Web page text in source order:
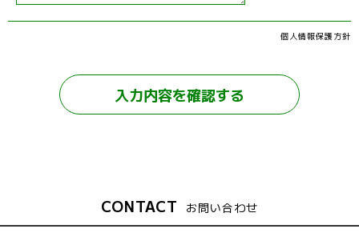
個人情報保護方針
CONTACT お問い合わせ